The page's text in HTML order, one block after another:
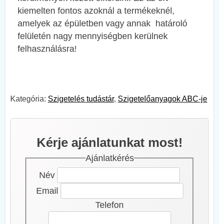
kiemelten fontos azoknál a termékeknél,
amelyek az épületben vagy annak határoló
felületén nagy mennyiségben kerülnek
felhasználásra!
Kategória: Szigetelés tudástár, Szigetelőanyagok ABC-je
Kérje ajánlatunkat most!
Ajánlatkérés
Név
Email
Telefon